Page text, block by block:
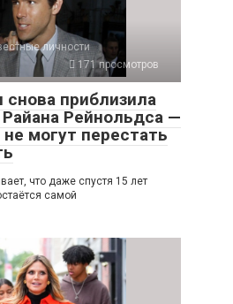
личности
171 просмотров
снова приблизила
Рейнольдса —
могут перестать
что даже спустя 15 лет
самой